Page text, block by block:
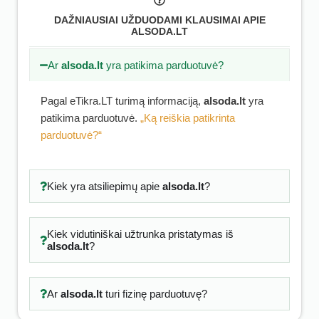
DAŽNIAUSIAI UŽDUODAMI KLAUSIMAI APIE
ALSODA.LT
Aralsoda.lt yra patikima parduotuvė?
Pagal eTikra.LT turimą informaciją, alsoda.lt yra
patikima parduotuvė. „Ką reiškia patikrinta
parduotuvė?“
Kiek yra atsiliepimų apie alsoda.lt?
Kiek vidutiniškai užtrunka pristatymas iš
alsoda.lt?
Ar alsoda.ltturi fizinę parduotuvę?